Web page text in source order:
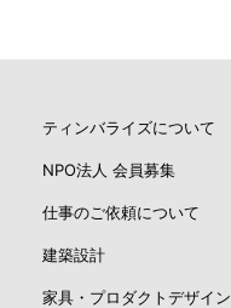
ティンバライズについて
NPO法人 会員募集
仕事のご依頼について
建築設計
家具・プロダクトデザイン